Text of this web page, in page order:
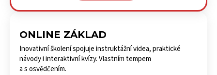
ONLINE ZÁKLAD
Inovativní školení spojuje instruktážní videa, praktické
návody i interaktivní kvízy. Vlastním tempem
a s osvědčením.